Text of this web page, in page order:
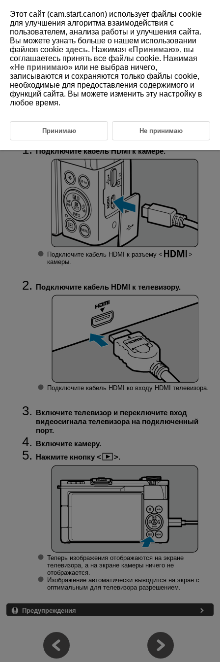
D292-116
Просмотр на экране телевизора
Подключив камеру к телевизору кабелем HDMI (из числа
имеющихся в продаже), можно просматривать снятые фотографии и
видеозаписи на экране телевизора.
Если на экране телевизора нет изображения, убедитесь, что в
или [Для PAL](в зависимости от ТВ-стандарта вашего телевизора).
Подключите кабель HDMI к камере.
Подключите кабель HDMI к разъему
камеры.
Подключите кабель HDMI к телевизору.
Подключите кабель HDMI ко входу HDMI телевизора.
Включите телевизор и переключите вход
видеосигнала телевизора на подключенный
порт.
Включите камеру.
Нажмите кнопку
.
Теперь изображения отображаются на экране
телевизора, а на экране камеры ничего не
отображается.
Изображение автоматически выводится на экран с
оптимальным для телевизора разрешением.
Предупреждения
Этот сайт (cam.start.canon) использует файлы cookie
для улучшения алгоритма взаимодействия с
пользователем, анализа работы и улучшения сайта.
Вы можете узнать больше о нашем использовании
файлов cookie здесь. Нажимая «Принимаю», вы
соглашаетесь принять все файлы cookie. Нажимая
«Не принимаю» или не выбрав ничего,
записываются и сохраняются только файлы cookie,
необходимые для предоставления содержимого и
функций сайта. Вы можете изменить эту настройку в
любое время.
Принимаю Не принимаю